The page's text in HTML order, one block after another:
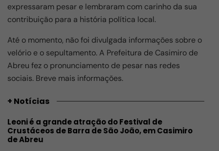
expressaram pesar e lembraram com carinho da sua
contribuição para a história política local.
Até o momento, não foi divulgada informações sobre o
velório e o sepultamento. A Prefeitura de Casimiro de
Abreu fez o pronunciamento de pesar nas redes
sociais. Breve mais informações.
+ Notícias
Leoni é a grande atração do Festival de
Crustáceos de Barra de São João, em Casimiro
de Abreu